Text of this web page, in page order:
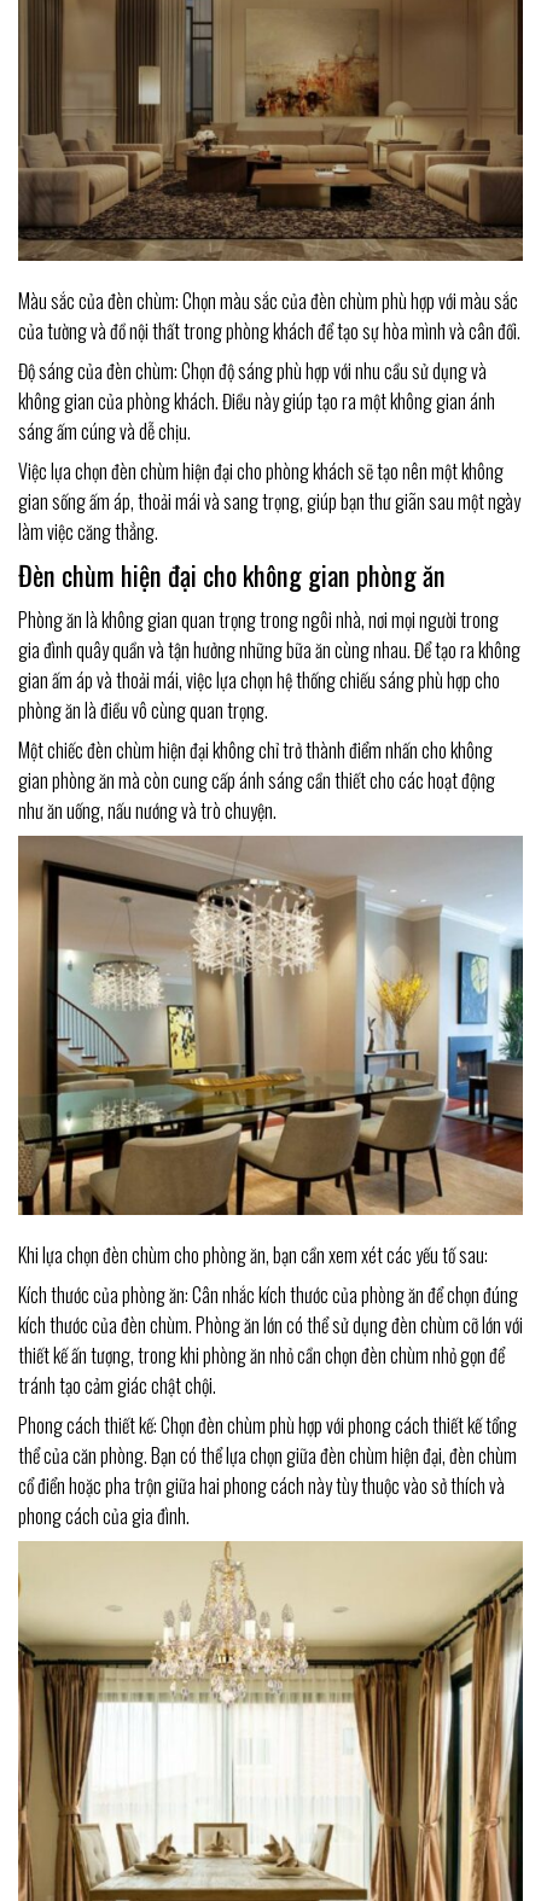
Màu sắc của đèn chùm: Chọn màu sắc của đèn chùm phù hợp với màu sắc
của tường và đồ nội thất trong phòng khách để tạo sự hòa mình và cân đối.
Độ sáng của đèn chùm: Chọn độ sáng phù hợp với nhu cầu sử dụng và
không gian của phòng khách. Điều này giúp tạo ra một không gian ánh
sáng ấm cúng và dễ chịu.
Việc lựa chọn đèn chùm hiện đại cho phòng khách sẽ tạo nên một không
gian sống ấm áp, thoải mái và sang trọng, giúp bạn thư giãn sau một ngày
làm việc căng thẳng.
Đèn chùm hiện đại cho không gian phòng ăn
Phòng ăn là không gian quan trọng trong ngôi nhà, nơi mọi người trong
gia đình quây quần và tận hưởng những bữa ăn cùng nhau. Để tạo ra không
gian ấm áp và thoải mái, việc lựa chọn hệ thống chiếu sáng phù hợp cho
phòng ăn là điều vô cùng quan trọng.
Một chiếc đèn chùm hiện đại không chỉ trở thành điểm nhấn cho không
gian phòng ăn mà còn cung cấp ánh sáng cần thiết cho các hoạt động
như ăn uống, nấu nướng và trò chuyện.
Khi lựa chọn đèn chùm cho phòng ăn, bạn cần xem xét các yếu tố sau:
Kích thước của phòng ăn: Cân nhắc kích thước của phòng ăn để chọn đúng
kích thước của đèn chùm. Phòng ăn lớn có thể sử dụng đèn chùm cỡ lớn với
thiết kế ấn tượng, trong khi phòng ăn nhỏ cần chọn đèn chùm nhỏ gọn để
tránh tạo cảm giác chật chội.
Phong cách thiết kế: Chọn đèn chùm phù hợp với phong cách thiết kế tổng
thể của căn phòng. Bạn có thể lựa chọn giữa đèn chùm hiện đại, đèn chùm
cổ điển hoặc pha trộn giữa hai phong cách này tùy thuộc vào sở thích và
phong cách của gia đình.